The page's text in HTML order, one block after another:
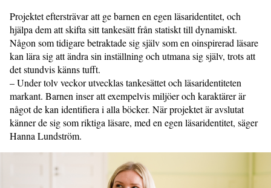
Projektet eftersträvar att ge barnen en egen läsaridentitet, och
hjälpa dem att skifta sitt tankesätt från statiskt till dynamiskt.
Någon som tidigare betraktade sig själv som en oinspirerad läsare
kan lära sig att ändra sin inställning och utmana sig själv, trots att
det stundvis känns tufft.
– Under tolv veckor utvecklas tankesättet och läsaridentiteten
markant. Barnen inser att exempelvis miljöer och karaktärer är
något de kan identifiera i alla böcker. När projektet är avslutat
känner de sig som riktiga läsare, med en egen läsaridentitet, säger
Hanna Lundström.